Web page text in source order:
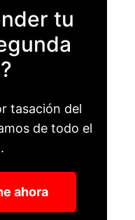
tu
tasación del
de todo el
ahora